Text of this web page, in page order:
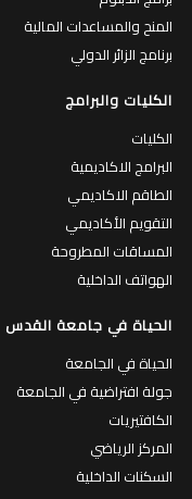
المنح والمساعدات المالية
برنامج الزائر الدولي
الكليات والبرامج
الكليات
البرامج الاكاديمية
الطاقم الاكاديمي
التقويم الأكاديمي
المساقات المطروحة
الهواتف الداخلية
الحياة في جامعة القدس
الحياة في الجامعة
جولة افتراضية في الجامعة
الكافتيريات
المركز الرياضي
السكنات الداخلية